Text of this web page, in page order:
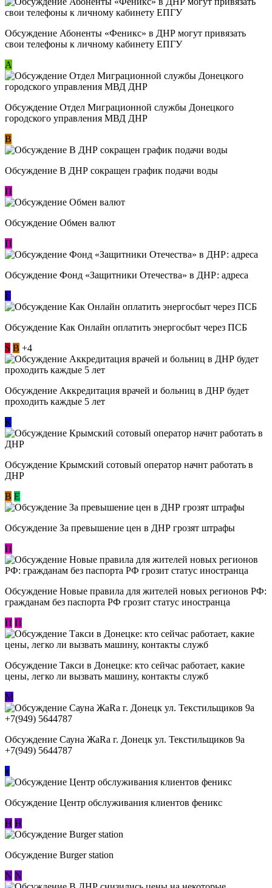
Обсуждение ​Абоненты «Феникс» в ДНР могут привязать
свои телефоны к личному кабинету ЕПГУ
А
Обсуждение Отдел Миграционной службы Донецкого
городского управления МВД ДНР
В
Обсуждение В ДНР сокращен график подачи воды
П
Обсуждение Обмен валют
П
Обсуждение Фонд «Защитники Отечества» в ДНР: адреса
L
Обсуждение ​Как Онлайн оплатить энергосбыт через ПСБ
S В +4
Обсуждение Аккредитация врачей и больниц в ДНР будет
проходить каждые 5 лет
К
Обсуждение Крымский сотовый оператор начнт работать в
ДНР
В E
Обсуждение За превышение цен в ДНР грозят штрафы
П
Обсуждение Новые правила для жителей новых регионов РФ:
гражданам без паспорта РФ грозит статус иностранца
П П
Обсуждение ​Такси в Донецке: кто сейчас работает, какие
цены, легко ли вызвать машину, контакты служб
М
Обсуждение Сауна ЖаRa г. Донецк ул. Текстильщиков 9а
+7(949) 5644787
к
Обсуждение Центр обслуживания клиентов феникс
Н Н
Обсуждение Burger station
N N